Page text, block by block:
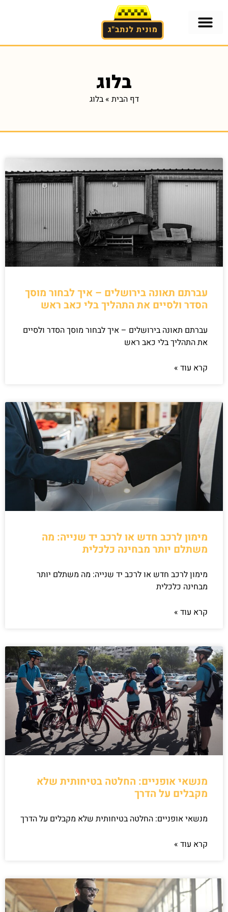
בלוג
דף הבית »בלוג
עברתם תאונה בירושלים – איך לבחור מוסך
הסדר ולסיים את התהליך בלי כאב ראש
עברתם תאונה בירושלים – איך לבחור מוסך הסדר ולסיים
את התהליך בלי כאב ראש
קרא עוד »
מימון לרכב חדש או לרכב יד שנייה: מה
משתלם יותר מבחינה כלכלית
מימון לרכב חדש או לרכב יד שנייה: מה משתלם יותר
מבחינה כלכלית
קרא עוד »
מנשאי אופניים: החלטה בטיחותית שלא
מקבלים על הדרך
מנשאי אופניים: החלטה בטיחותית שלא מקבלים על הדרך
קרא עוד »